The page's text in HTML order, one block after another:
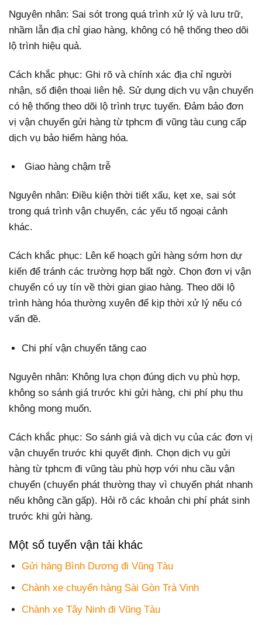
Nguyên nhân: Sai sót trong quá trình xử lý và lưu trữ,
nhầm lẫn địa chỉ giao hàng, không có hệ thống theo dõi
lộ trình hiệu quả.
Cách khắc phục: Ghi rõ và chính xác địa chỉ người
nhận, số điện thoại liên hệ. Sử dụng dịch vụ vận chuyển
có hệ thống theo dõi lộ trình trực tuyến. Đảm bảo đơn
vị vận chuyển gửi hàng từ tphcm đi vũng tàu cung cấp
dịch vụ bảo hiểm hàng hóa.
Giao hàng chậm trễ
Nguyên nhân: Điều kiện thời tiết xấu, kẹt xe, sai sót
trong quá trình vận chuyển, các yếu tố ngoại cảnh
khác.
Cách khắc phục: Lên kế hoạch gửi hàng sớm hơn dự
kiến để tránh các trường hợp bất ngờ. Chọn đơn vị vận
chuyển có uy tín về thời gian giao hàng. Theo dõi lộ
trình hàng hóa thường xuyên để kịp thời xử lý nếu có
vấn đề.
Chi phí vận chuyển tăng cao
Nguyên nhân: Không lựa chọn đúng dịch vụ phù hợp,
không so sánh giá trước khi gửi hàng, chi phí phụ thu
không mong muốn.
Cách khắc phục: So sánh giá và dịch vụ của các đơn vị
vận chuyển trước khi quyết định. Chọn dịch vụ gửi
hàng từ tphcm đi vũng tàu phù hợp với nhu cầu vận
chuyển (chuyển phát thường thay vì chuyển phát nhanh
nếu không cần gấp). Hỏi rõ các khoản chi phí phát sinh
trước khi gửi hàng.
Một số tuyến vận tải khác
Gửi hàng Bình Dương đi Vũng Tàu
Chành xe chuyển hàng Sài Gòn Trà Vinh
Chành xe Tây Ninh đi Vũng Tàu